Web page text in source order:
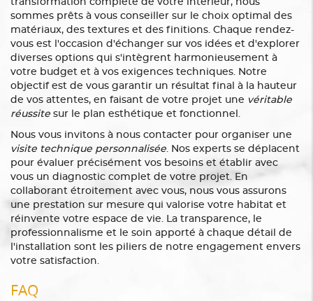
transformation complète de votre intérieur, nous
sommes prêts à vous conseiller sur le choix optimal des
matériaux, des textures et des finitions. Chaque rendez-
vous est l'occasion d'échanger sur vos idées et d'explorer
diverses options qui s'intègrent harmonieusement à
votre budget et à vos exigences techniques. Notre
objectif est de vous garantir un résultat final à la hauteur
de vos attentes, en faisant de votre projet une véritable
réussite sur le plan esthétique et fonctionnel.
Nous vous invitons à nous contacter pour organiser une
visite technique personnalisée. Nos experts se déplacent
pour évaluer précisément vos besoins et établir avec
vous un diagnostic complet de votre projet. En
collaborant étroitement avec vous, nous vous assurons
une prestation sur mesure qui valorise votre habitat et
réinvente votre espace de vie. La transparence, le
professionnalisme et le soin apporté à chaque détail de
l'installation sont les piliers de notre engagement envers
votre satisfaction.
FAQ